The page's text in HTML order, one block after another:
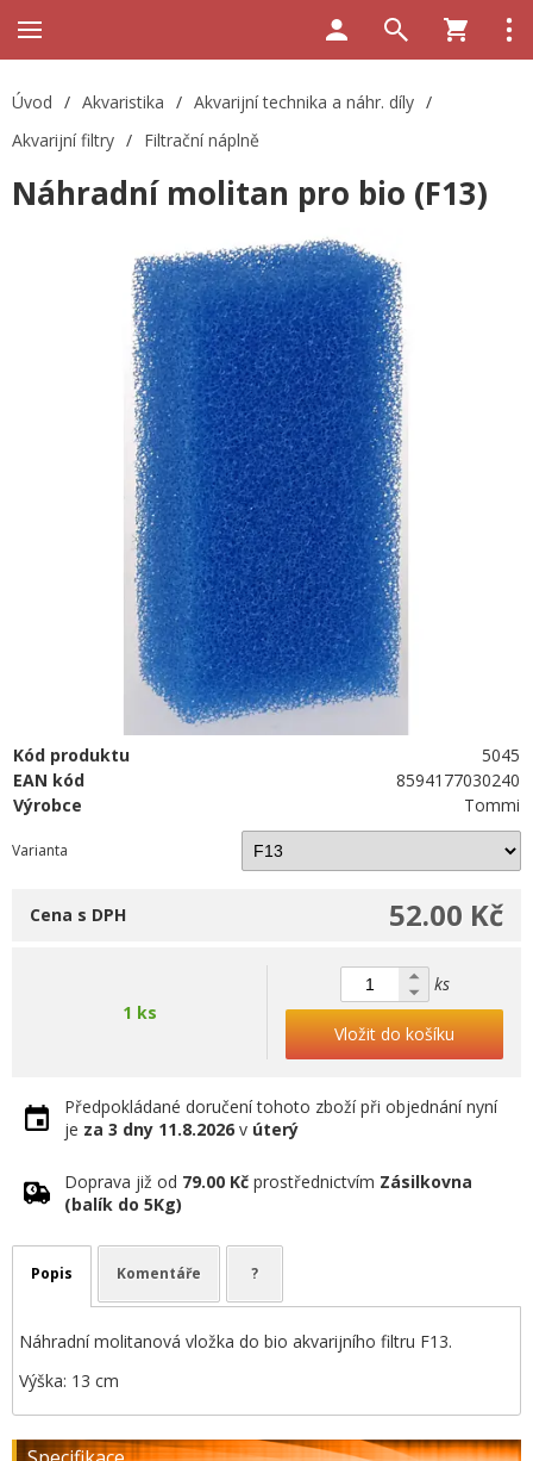
Úvod / Akvaristika / Akvarijní technika a náhr. díly /
Akvarijní filtry / Filtrační náplně
Náhradní molitan pro bio (F13)
Kód produktu
5045
EAN kód
8594177030240
Výrobce
Tommi
Varianta
52.00 Kč
Cena s DPH
1 ks
ks
Vložit do košíku
Předpokládané doručení tohoto zboží při objednání nyní
je za 3 dny 11.8.2026 v úterý
Doprava již od 79.00 Kč prostřednictvím Zásilkovna
(balík do 5Kg)
Popis Komentáře ?
Náhradní molitanová vložka do bio akvarijního filtru F13.
Výška: 13 cm